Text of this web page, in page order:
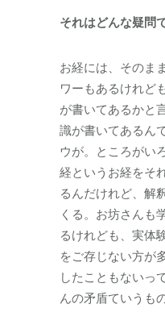
それはどんな疑問
お経には、そのま
ワーもあるけれど
が書いてあるかと
識が書いてあるん
ウが。ところがい
経というお経をそ
るんだけれど、解
くる。お坊さんも
るけれども、実体
をご存じない方が
したこともないっ
んの矛盾ていうも